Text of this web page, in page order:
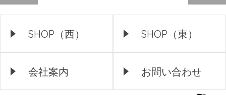
SHOP（西） SHOP（東）
会社案内 お問い合わせ